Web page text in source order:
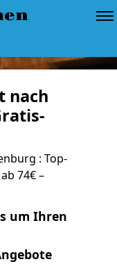
nach
: Top-
74€ –
um Ihren